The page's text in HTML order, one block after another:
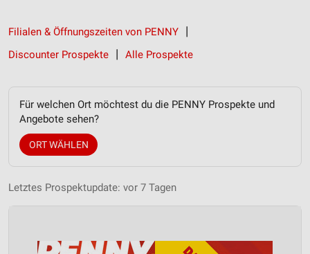
Filialen & Öffnungszeiten von PENNY
Discounter Prospekte
Alle Prospekte
Für welchen Ort möchtest du die PENNY Prospekte und
Angebote sehen?
ORT WÄHLEN
Letztes Prospektupdate: vor 7 Tagen